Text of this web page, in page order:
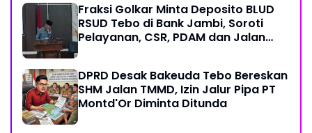
Fraksi Golkar Minta Deposito BLUD
RSUD Tebo di Bank Jambi, Soroti
Pelayanan, CSR, PDAM dan Jalan
DPRD Desak Bakeuda Tebo Bereskan
SHM Jalan TMMD, Izin Jalur Pipa PT
Montd'Or Diminta Ditunda